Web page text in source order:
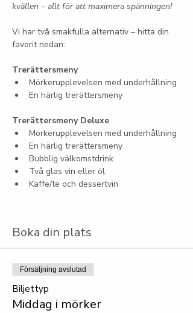
kvällen – allt för att maximera spänningen!
Vi har två smakfulla alternativ – hitta din
favorit nedan:
Trerättersmeny
Mörkerupplevelsen med underhållning
En härlig trerättersmeny
Trerättersmeny Deluxe
Mörkerupplevelsen med underhållning
En härlig trerättersmeny
Bubblig välkomstdrink
Två glas vin eller öl
Kaffe/te och dessertvin
Boka din plats
Försäljning avslutad
Biljettyp
Middag i mörker